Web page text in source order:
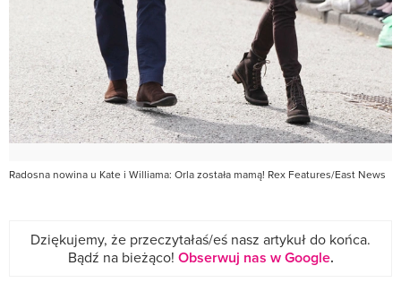
Radosna nowina u Kate i Williama: Orla została mamą! Rex Features/East News
Dziękujemy, że przeczytałaś/eś nasz artykuł do końca.
Bądź na bieżąco! Obserwuj nas w Google.